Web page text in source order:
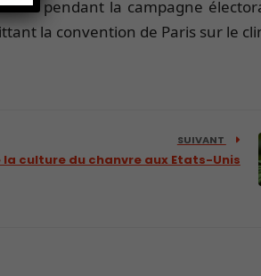
pendant la campagne
la convention de Paris sur le
SUIVANT
culture du chanvre aux Etats-Unis